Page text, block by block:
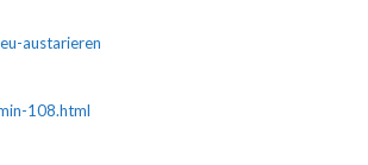
austarieren
108.html